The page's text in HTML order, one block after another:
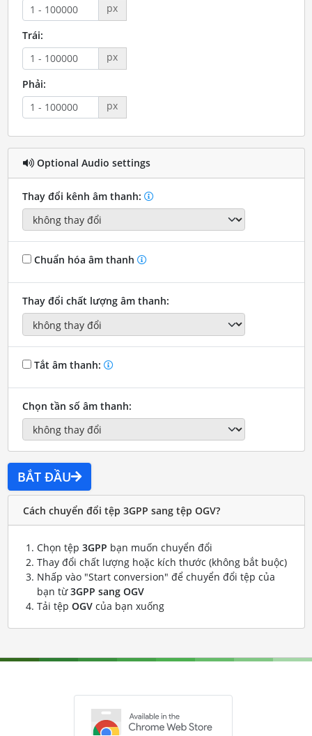
px
Trái:
px
Phải:
px
Optional Audio settings
Thay đổi kênh âm thanh:
Chuẩn hóa âm thanh
Thay đổi chất lượng âm thanh:
Tắt âm thanh:
Chọn tần số âm thanh:
BẮT ĐẦU
Cách chuyển đổi tệp 3GPP sang tệp OGV?
Chọn tệp 3GPP bạn muốn chuyển đổi
Thay đổi chất lượng hoặc kích thước (không bắt buộc)
Nhấp vào "Start conversion" để chuyển đổi tệp của
bạn từ3GPP sang OGV
Tải tệp OGVcủa bạn xuống